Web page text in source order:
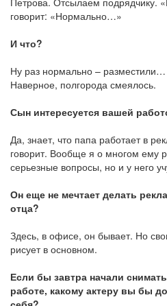
говорит: «Нормально…»
И что?
Ну раз нормально – разместили…
Наверное, полгорода смеялось.
Сын интересуется вашей
Да, знает, что папа работает в
говорит. Вообще я о многом ему
серьезные вопросы, но и у него
Он еще не мечтает делать
отца?
Здесь, в офисе, он бывает. Но
рисует в основном.
Если бы завтра начали
работе, какому актеру вы бы